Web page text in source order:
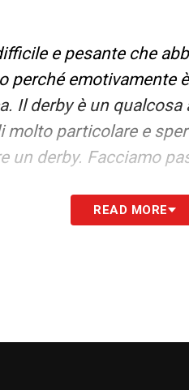
e pesante che
perché emotivamente
Il derby è un qualcosa
molto particolare e
un derby. Facciamo
2-3 giocatori
e credo che
READ MORE